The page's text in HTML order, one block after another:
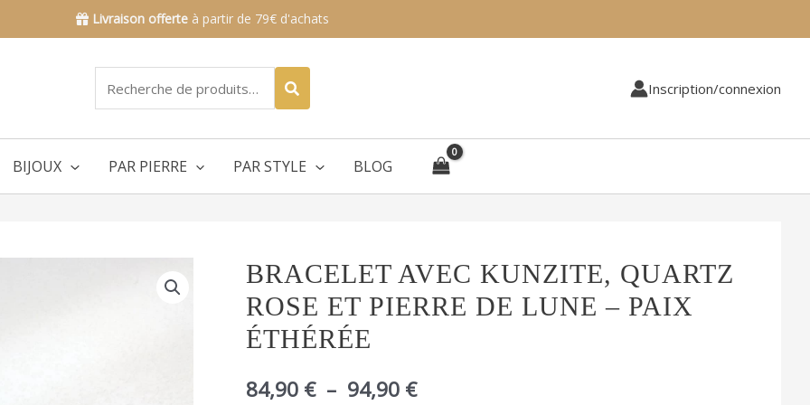
Livraison offerte à partir de 79€ d'achats
pour :
Inscription/connexion
BIJOUX PAR PIERRE PAR STYLE BLOG
BRACELET AVEC KUNZITE, QUARTZ
ROSE ET PIERRE DE LUNE – PAIX
ÉTHÉRÉE
84,90 € – 94,90 €
Plage
de
quantité
de
Bracelet
avec
kunzite,
rose